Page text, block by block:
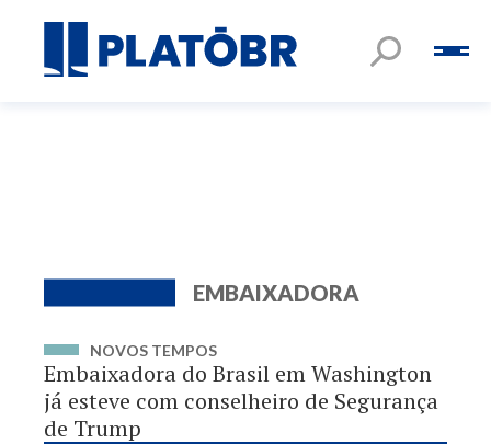
EMBAIXADORA
NOVOS TEMPOS
Embaixadora do Brasil em Washington
já esteve com conselheiro de Segurança
de Trump